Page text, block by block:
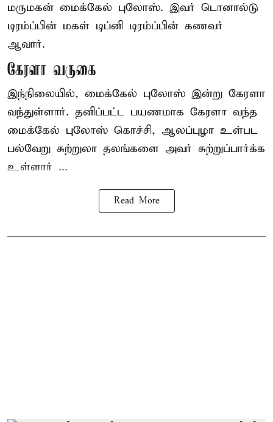
மருமகன் மைக்கேல் புலோஸ். இவர் டொனால்டு
டிரம்ப்பின் மகள் டிப்னி டிரம்ப்பின் கணவர்
ஆவார்.
கேரளா வருகை
இந்நிலையில், மைக்கேல் புலோஸ் இன்று கேரளா
வந்துள்ளார். தனிப்பட்ட பயணமாக கேரளா வந்த
மைக்கேல் புலோஸ் கொச்சி, ஆலப்புழா உள்பட
பல்வேறு சுற்றுலா தலங்களை அவர் சுற்றுப்பார்க்க
உள்ளார் ...
Read More